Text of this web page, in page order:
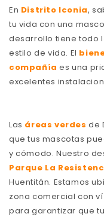
En Distrito Iconia,
tu vida con una
desarrollo tiene todo
estilo de vida. El
compañía es una
excelentes
Las áreas verdes de
que tus mascotas
y cómodo. Nuestro
Parque La
Huentitán. Estamos
zona comercial con
para garantizar que